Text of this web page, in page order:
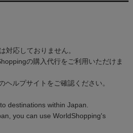
対応しておりません。
の購入代行をご利用いただけま
ルプサイトをご確認ください。
destinations within Japan.
you can use WorldShopping's